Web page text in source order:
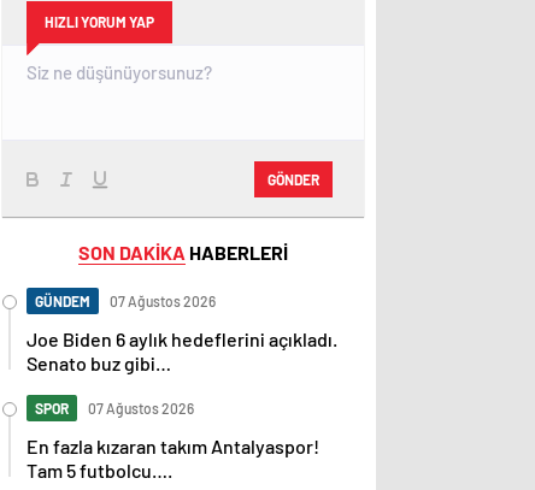
HIZLI YORUM YAP
GÖNDER
SON DAKİKA HABERLERİ
GÜNDEM 07 Ağustos 2026
Joe Biden 6 aylık hedeflerini açıkladı.
Senato buz gibi…
SPOR 07 Ağustos 2026
En fazla kızaran takım Antalyaspor!
Tam 5 futbolcu….